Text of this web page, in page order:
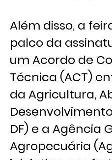
Além disso, a
palco da
um Acordo de
Técnica (ACT)
da Agricultura,
DF) e a Agência
Agropecuária